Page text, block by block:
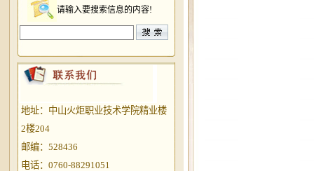
请输入要搜索信息的内容!
地址：中山火炬职业技术学院精业楼
2楼204
邮编：528436
电话：0760-88291051